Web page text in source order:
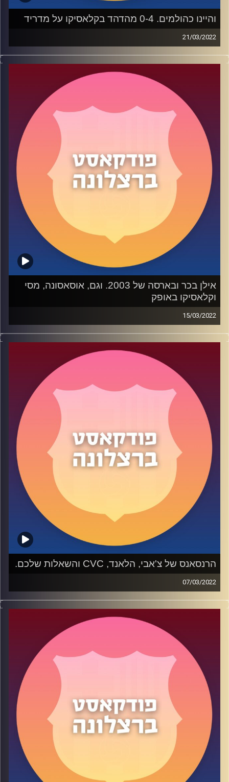
והיינו כהולמים. 0-4 מהדהד בקלאסיקו על מדריד
21/03/2022
55 דקות של אושר בעקבות העונג הגדול שבארסה סיפקה לנו
בקלאסיקו בברנבאו. ההברקות של צ'אבי, הכישלון של
אנצ׳לוטי ועוד ועוד ועוד. בואו לשמוח איתנו!
קרדיט תמונות:
אילן בכר ובארסה של 2003. וגם, אוסאסונה, מסי
וקלאסיקו באופק
15/03/2022
שעה וחמישים של תוכן ברסאי איכותי!
דיברנו עם אילן בכר על התקופה שלו בלה ליגה, החלפת
החולצה עם שחקן ברצלונה, התרבות הספרדית והפן המנטלי
אצל שחקני כדורגל.
בחלק השני של הפודקאסט קישקשנו על המעידה נגד
גלטסראיי והעלייה מול אוסאסונה.
וגם איך אפשר בלי רכש: כריסטיאנסן, מזרוואי וקסייה.
המצב עם הלאנד? האם לבנדובסקי יכול להגיע? סלאח? האם
יש תסריט בו ליאו מסי יכול לחזור?
תהנו!
קרדיט תמונות:שי פל
הרנסאנס של צ'אבי, הלאנד, CVC והשאלות שלכם.
07/03/2022
בפרק 40 (
) של הפוד דיברנו על הריצה המרשימה של
בארסה תחת צ'אבי: מה הגורמים לכך? הרחבנו על הלאנד,
התשובות לשאלות שלכם, המאזינים היקרים שלנו
משתתפים: יעוז, שי, תום ותומגיל.
קרדיט תמונות:
שי פל